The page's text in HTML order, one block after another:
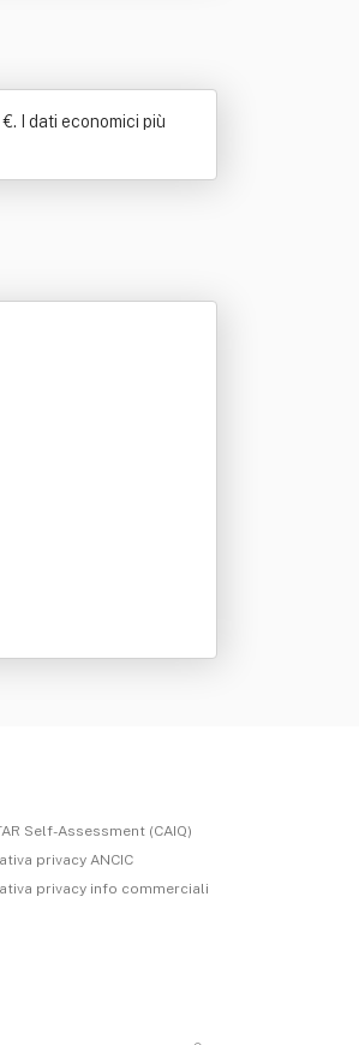
I dati economici più
Self-Assessment (CAIQ)
privacy ANCIC
privacy info commerciali